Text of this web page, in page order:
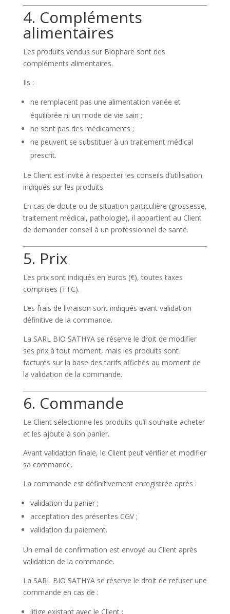
4. Compléments
alimentaires
Les produits vendus sur Biophare sont des
compléments alimentaires.
Ils :
ne remplacent pas une alimentation variée et
équilibrée ni un mode de vie sain ;
ne sont pas des médicaments ;
ne peuvent se substituer à un traitement médical
prescrit.
Le Client est invité à respecter les conseils d’utilisation
indiqués sur les produits.
En cas de doute ou de situation particulière (grossesse,
traitement médical, pathologie), il appartient au Client
de demander conseil à un professionnel de santé.
5. Prix
Les prix sont indiqués en euros (€), toutes taxes
comprises (TTC).
Les frais de livraison sont indiqués avant validation
définitive de la commande.
La SARL BIO SATHYA se réserve le droit de modifier
ses prix à tout moment, mais les produits sont
facturés sur la base des tarifs affichés au moment de
la validation de la commande.
6. Commande
Le Client sélectionne les produits qu’il souhaite acheter
et les ajoute à son panier.
Avant validation finale, le Client peut vérifier et modifier
sa commande.
La commande est définitivement enregistrée après :
validation du panier ;
acceptation des présentes CGV ;
validation du paiement.
Un email de confirmation est envoyé au Client après
validation de la commande.
La SARL BIO SATHYA se réserve le droit de refuser une
commande en cas de :
litige existant avec le Client ;